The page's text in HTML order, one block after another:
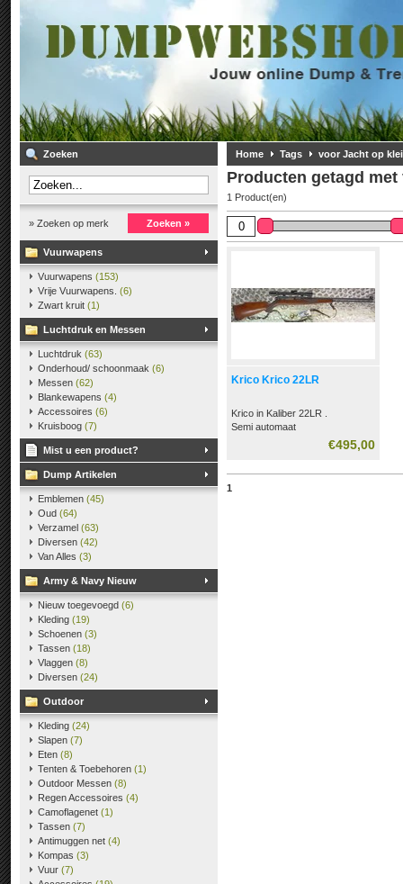
Zoeken
» Zoeken op merk Zoeken »
Vuurwapens
Vuurwapens (153)
Vrije Vuurwapens. (6)
Zwart kruit (1)
Luchtdruk en Messen
Luchtdruk (63)
Onderhoud/ schoonmaak (6)
Messen (62)
Blankewapens (4)
Accessoires (6)
Kruisboog (7)
Mist u een product?
Dump Artikelen
Emblemen (45)
Oud (64)
Verzamel (63)
Diversen (42)
Van Alles (3)
Army & Navy Nieuw
Nieuw toegevoegd (6)
Kleding (19)
Schoenen (3)
Tassen (18)
Vlaggen (8)
Diversen (24)
Outdoor
Kleding (24)
Slapen (7)
Eten (8)
Tenten & Toebehoren (1)
Outdoor Messen (8)
Regen Accessoires (4)
Camoflagenet (1)
Tassen (7)
Antimuggen net (4)
Kompas (3)
Vuur (7)
Home Tags voor Jacht op
Producten getagd
1 Product(en)
Krico Krico 22LR
Krico in Kaliber 22LR .
Semi automaat
15 schots buis magazijn.€495,00
1